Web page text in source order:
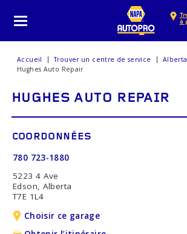
à
Accueil Trouver un centre de service Alberta
Hughes Auto Repair
HUGHES AUTO REPAIR
COORDONNÉES
780 723-1880
5223 4 Ave
Edson, Alberta
T7E 1L4
Choisir ce garage